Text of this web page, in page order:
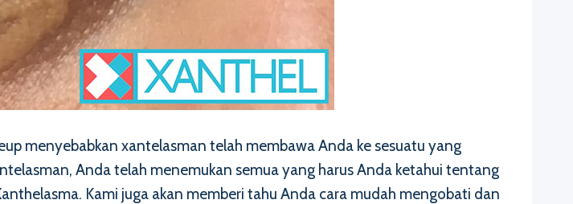
menyebabkan xantelasman telah membawa Anda ke sesuatu yang
Anda telah menemukan semua yang harus Anda ketahui tentang
Kami juga akan memberi tahu Anda cara mudah mengobati dan